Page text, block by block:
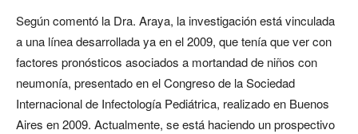
Según comentó la Dra. Araya, la investigación está vinculada
a una línea desarrollada ya en el 2009, que tenía que ver con
factores pronósticos asociados a mortandad de niños con
neumonía, presentado en el Congreso de la Sociedad
Internacional de Infectología Pediátrica, realizado en Buenos
Aires en 2009. Actualmente, se está haciendo un prospectivo